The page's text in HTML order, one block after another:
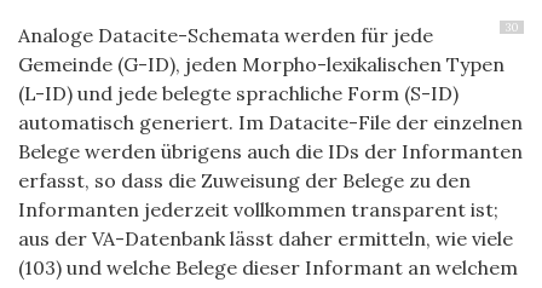
30
Analoge Datacite-Schemata werden für jede
Gemeinde (G-ID), jeden Morpho-lexikalischen Typen
(L-ID) und jede belegte sprachliche Form (S-ID)
automatisch generiert. Im Datacite-File der einzelnen
Belege werden übrigens auch die IDs der Informanten
erfasst, so dass die Zuweisung der Belege zu den
Informanten jederzeit vollkommen transparent ist;
aus der VA-Datenbank lässt daher ermitteln, wie viele
(103) und welche Belege dieser Informant an welchem